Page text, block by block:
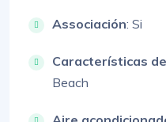
Associación: Si
Características
Beach